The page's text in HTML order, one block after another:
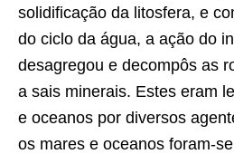
solidificação da litosfera, e
do ciclo da água, a ação do
desagregou e decompôs as
a sais minerais. Estes eram
e oceanos por diversos
os mares e oceanos foram-